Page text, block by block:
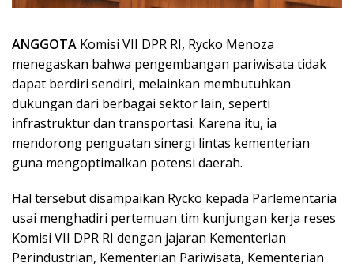
ANGGOTA Komisi VII DPR RI, Rycko Menoza
menegaskan bahwa pengembangan pariwisata tidak
dapat berdiri sendiri, melainkan membutuhkan
dukungan dari berbagai sektor lain, seperti
infrastruktur dan transportasi. Karena itu, ia
mendorong penguatan sinergi lintas kementerian
guna mengoptimalkan potensi daerah.
Hal tersebut disampaikan Rycko kepada Parlementaria
usai menghadiri pertemuan tim kunjungan kerja reses
Komisi VII DPR RI dengan jajaran Kementerian
Perindustrian, Kementerian Pariwisata, Kementerian